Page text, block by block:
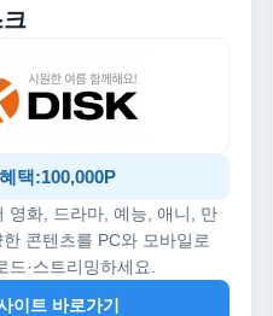
혜택:100,000P
영화, 드라마, 예능, 애니, 만
콘텐츠를 PC와 모바일로
·스트리밍하세요.
이트 바로가기